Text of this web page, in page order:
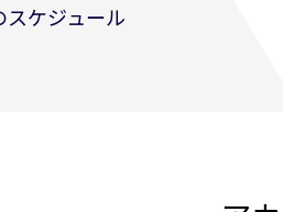
スケジュール